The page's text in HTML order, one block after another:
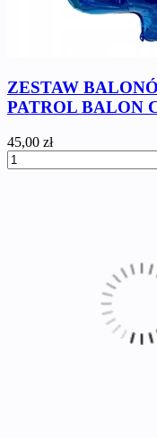
ZESTAW
PATROL BALON
45,00 zł